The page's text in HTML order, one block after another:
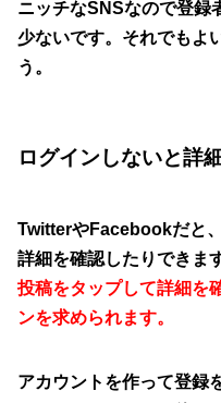
ニッチなSNSなので登録
少ないです。それでもよ
う。
ログインしないと詳
TwitterやFacebookだと
詳細を確認したりできます
投稿をタップして詳細を
ンを求められます。
アカウントを作って登録